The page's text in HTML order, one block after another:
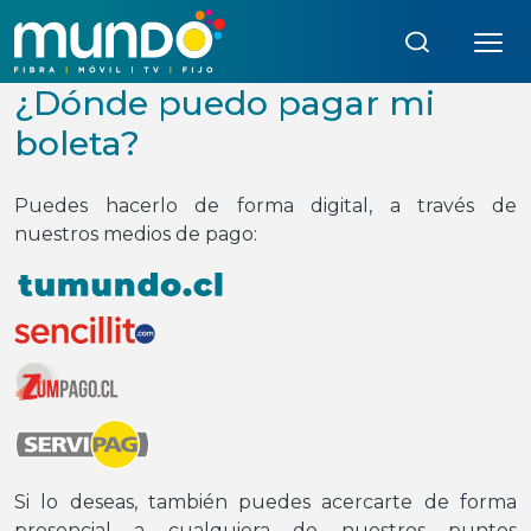
¿Dónde puedo pagar mi
boleta?
Puedes hacerlo de forma digital, a través de
nuestros medios de pago:
Si lo deseas, también puedes acercarte de forma